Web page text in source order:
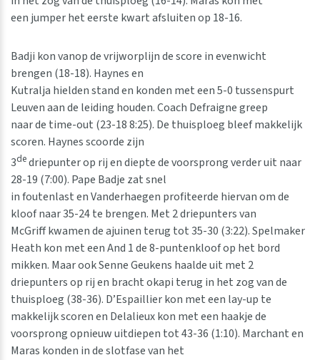
een jumper het eerste kwart afsluiten op 18-16.
Badji kon vanop de vrijworplijn de score in evenwicht
brengen (18-18). Haynes en
Kutralja hielden stand en konden met een 5-0 tussenspurt
Leuven aan de leiding houden. Coach Defraigne greep
naar de time-out (23-18 8:25). De thuisploeg bleef makkelijk
scoren. Haynes scoorde zijn
3dedriepunter op rij en diepte de voorsprong verder uit naar
28-19 (7:00). Pape Badje zat snel
in foutenlast en Vanderhaegen profiteerde hiervan om de
kloof naar 35-24 te brengen. Met 2 driepunters van
McGriff kwamen de ajuinen terug tot 35-30 (3:22). Spelmaker
Heath kon met een And 1 de 8-puntenkloof op het bord
mikken. Maar ook Senne Geukens haalde uit met 2
driepunters op rij en bracht okapi terug in het zog van de
thuisploeg (38-36). D’Espaillier kon met een lay-up te
makkelijk scoren en Delalieux kon met een haakje de
voorsprong opnieuw uitdiepen tot 43-36 (1:10). Marchant en
Maras konden in de slotfase van het